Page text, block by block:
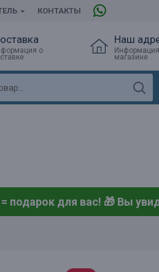
КОНТАКТЫ
о
Наш
магазине
подарок для вас! 🎁 Вы